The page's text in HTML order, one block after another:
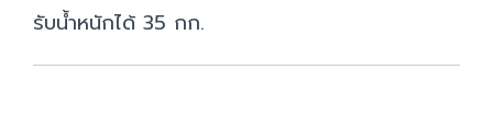
รับน้ำหนักได้ 35 กก.